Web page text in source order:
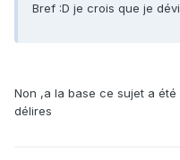
Bref :D je crois que je
Non ,a la base ce sujet a
délires